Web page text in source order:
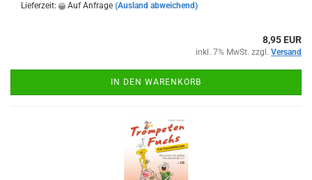
Lieferzeit: Auf Anfrage (Ausland abweichend)
8,95 EUR
inkl. 7% MwSt. zzgl. Versand
IN DEN WARENKORB